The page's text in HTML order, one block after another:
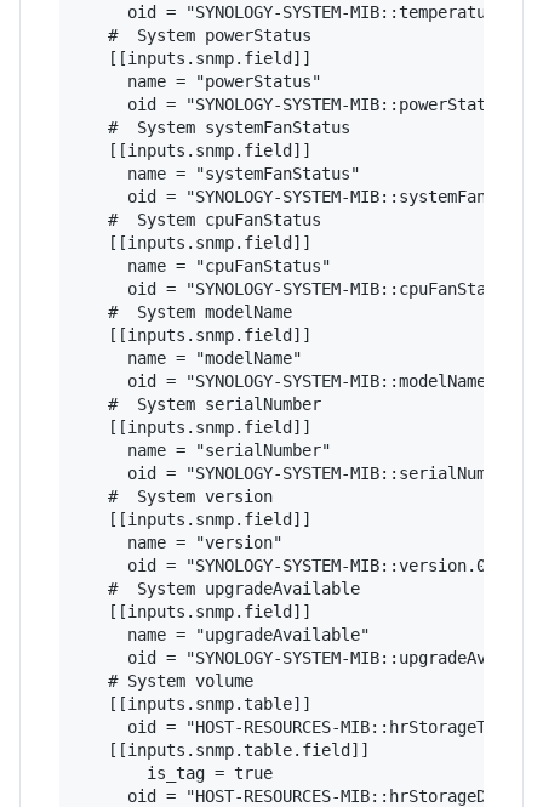
     oid = "SYNOLOGY-SYSTEM-MIB::temperature.0"
   #  System powerStatus
   [[inputs.snmp.field]]
     name = "powerStatus"
     oid = "SYNOLOGY-SYSTEM-MIB::powerStatus.0"
   #  System systemFanStatus
   [[inputs.snmp.field]]
     name = "systemFanStatus"
oid = "SYNOLOGY-SYSTEM-
   #  System cpuFanStatus
   [[inputs.snmp.field]]
     name = "cpuFanStatus"
     oid = "SYNOLOGY-SYSTEM-MIB::cpuFanStatus.0"
   #  System modelName
   [[inputs.snmp.field]]
     name = "modelName"
     oid = "SYNOLOGY-SYSTEM-MIB::modelName.0"
   #  System serialNumber
   [[inputs.snmp.field]]
     name = "serialNumber"
     oid = "SYNOLOGY-SYSTEM-MIB::serialNumber.0"
   #  System version
   [[inputs.snmp.field]]
     name = "version"
     oid = "SYNOLOGY-SYSTEM-MIB::version.0"
   #  System upgradeAvailable
   [[inputs.snmp.field]]
     name = "upgradeAvailable"
oid = "SYNOLOGY-SYSTEM-
   # System volume
   [[inputs.snmp.table]]
     oid = "HOST-RESOURCES-MIB::hrStorageTable"
   [[inputs.snmp.table.field]]
       is_tag = true
     oid = "HOST-RESOURCES-MIB::hrStorageDescr"